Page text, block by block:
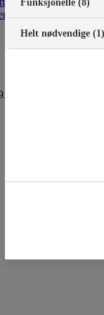
– 15.00)
Funksjonelle (8)
Helt nødvendige (1)